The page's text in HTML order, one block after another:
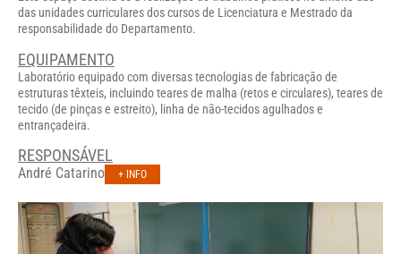
das unidades curriculares dos cursos de Licenciatura e Mestrado da
responsabilidade do Departamento.
EQUIPAMENTO
Laboratório equipado com diversas tecnologias de fabricação de
estruturas têxteis, incluindo teares de malha (retos e circulares), teares de
tecido (de pinças e estreito), linha de não-tecidos agulhados e
entrançadeira.
RESPONSÁVEL
André Catarino + INFO